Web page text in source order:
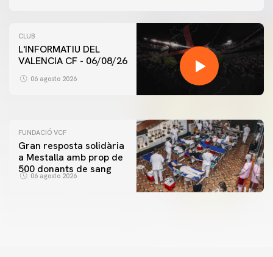
CLUB
L'INFORMATIU DEL
VALENCIA CF - 06/08/26
06 agosto 2026
PRIMER EQUIP
ENTRENAMENT DEL VALENCIA CF 6/8/2026
FUNDACIÓ VCF
Gran resposta solidària
a Mestalla amb prop de
500 donants de sang
06 agosto 2026